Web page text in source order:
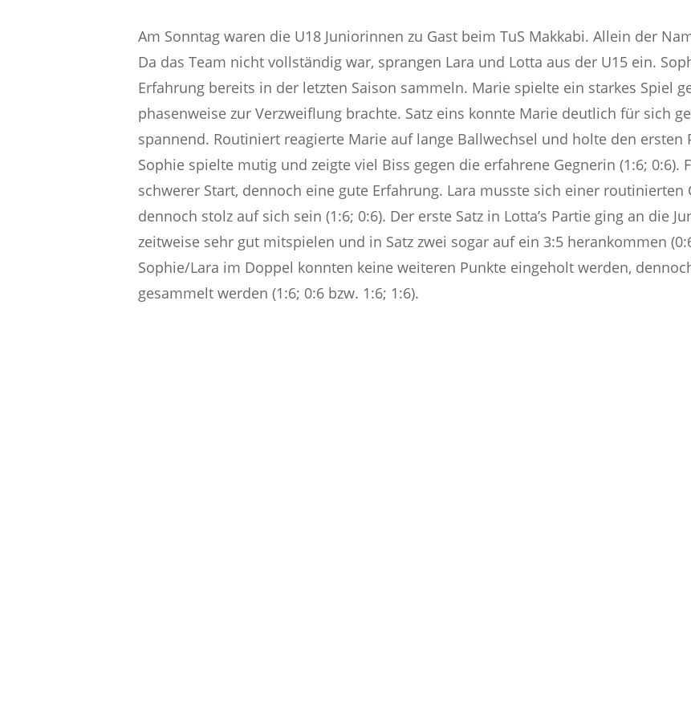
Am Sonntag waren die U18 Juniorinnen zu Gast beim TuS Makkabi. Allein der
Da das Team nicht vollständig war, sprangen Lara und Lotta aus der U15 ein.
Erfahrung bereits in der letzten Saison sammeln. Marie spielte ein starkes Spiel
phasenweise zur Verzweiflung brachte. Satz eins konnte Marie deutlich für sich
spannend. Routiniert reagierte Marie auf lange Ballwechsel und holte den ersten
Sophie spielte mutig und zeigte viel Biss gegen die erfahrene Gegnerin (1:6; 0:6).
schwerer Start, dennoch eine gute Erfahrung. Lara musste sich einer routinierten
dennoch stolz auf sich sein (1:6; 0:6). Der erste Satz in Lotta’s Partie ging an die
zeitweise sehr gut mitspielen und in Satz zwei sogar auf ein 3:5 herankommen
Sophie/Lara im Doppel konnten keine weiteren Punkte eingeholt werden,
gesammelt werden (1:6; 0:6 bzw. 1:6; 1:6).